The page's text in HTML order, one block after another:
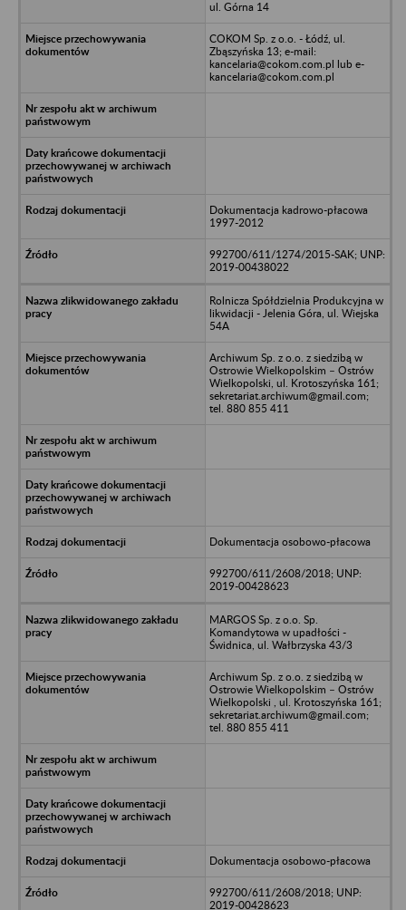
ul. Górna 14
COKOM Sp. z o.o. - Łódź, ul.
Zbąszyńska 13; e-mail:
kancelaria@cokom.com.pl lub e-
kancelaria@cokom.com.pl
Dokumentacja kadrowo-płacowa
1997-2012
992700/611/1274/2015-SAK; UNP:
2019-00438022
Rolnicza Spółdzielnia Produkcyjna w
likwidacji - Jelenia Góra, ul. Wiejska
54A
Archiwum Sp. z o.o. z siedzibą w
Ostrowie Wielkopolskim – Ostrów
Wielkopolski, ul. Krotoszyńska 161;
sekretariat.archiwum@gmail.com;
tel. 880 855 411
Dokumentacja osobowo-płacowa
992700/611/2608/2018; UNP:
2019-00428623
MARGOS Sp. z o.o. Sp.
Komandytowa w upadłości -
Świdnica, ul. Wałbrzyska 43/3
Archiwum Sp. z o.o. z siedzibą w
Ostrowie Wielkopolskim – Ostrów
Wielkopolski , ul. Krotoszyńska 161;
sekretariat.archiwum@gmail.com;
tel. 880 855 411
Dokumentacja osobowo-płacowa
992700/611/2608/2018; UNP:
2019-00428623